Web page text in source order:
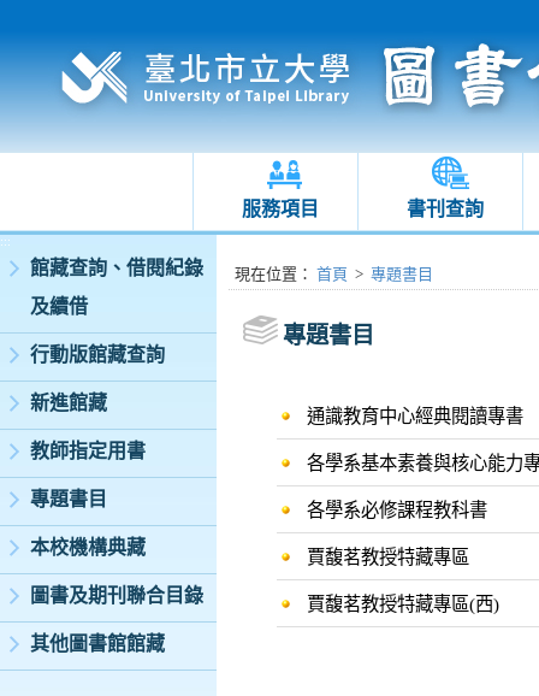
服務項目 書刊查詢
:::
館藏查詢、借閱紀錄
及續借
行動版館藏查詢
新進館藏
教師指定用書
專題書目
本校機構典藏
圖書及期刊聯合目錄
其他圖書館館藏
:::現在位置 ： 首頁 > 專題書目
專題書目
通識教育中心經典閱讀專書
各學系基本素養與核心能力
各學系必修課程教科書
賈馥茗教授特藏專區
賈馥茗教授特藏專區(西)